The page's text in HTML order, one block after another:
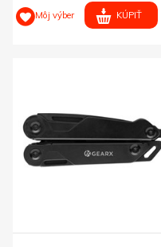
Môj výber KÚPIŤ